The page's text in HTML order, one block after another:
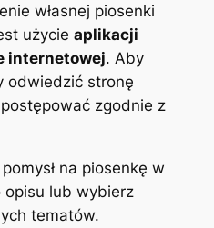
własnej piosenki
użycie aplikacji
internetowej. Aby
odwiedzić stronę
zgodnie z
na piosenkę w
lub wybierz
tematów.